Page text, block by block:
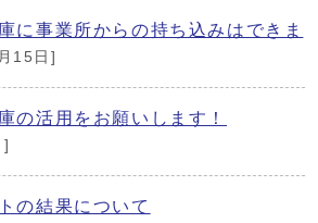
に事業所からの持ち込みはできま
15日]
の活用をお願いします！
]
の結果について